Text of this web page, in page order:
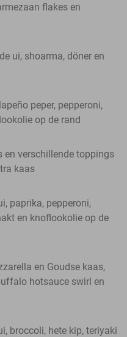
flakes en
ui, shoarma, döner en
peper, pepperoni,
op de rand
en verschillende toppings
kaas
paprika, pepperoni,
en knoflookolie op de
en Goudse kaas,
hotsauce swirl en
broccoli, hete kip, teriyaki